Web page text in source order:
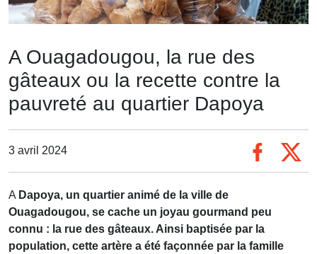
A Ouagadougou, la rue des
gâteaux ou la recette contre la
pauvreté au quartier Dapoya
3 avril 2024
A Dapoya, un quartier animé de la ville de
Ouagadougou, se cache un joyau gourmand peu
connu : la rue des gâteaux. Ainsi baptisée par la
population, cette artère a été façonnée par la famille